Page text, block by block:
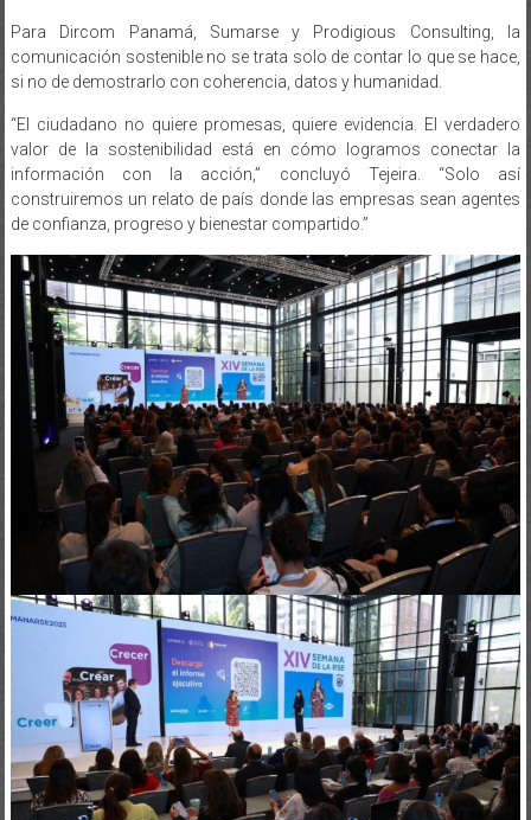
Para Dircom Panamá, Sumarse y Prodigious Consulting, la
comunicación sostenible no se trata solo de contar lo que se hace,
si no de demostrarlo con coherencia, datos y humanidad.
“El ciudadano no quiere promesas, quiere evidencia. El verdadero
valor de la sostenibilidad está en cómo logramos conectar la
información con la acción,” concluyó Tejeira. “Solo así
construiremos un relato de país donde las empresas sean agentes
de confianza, progreso y bienestar compartido.”